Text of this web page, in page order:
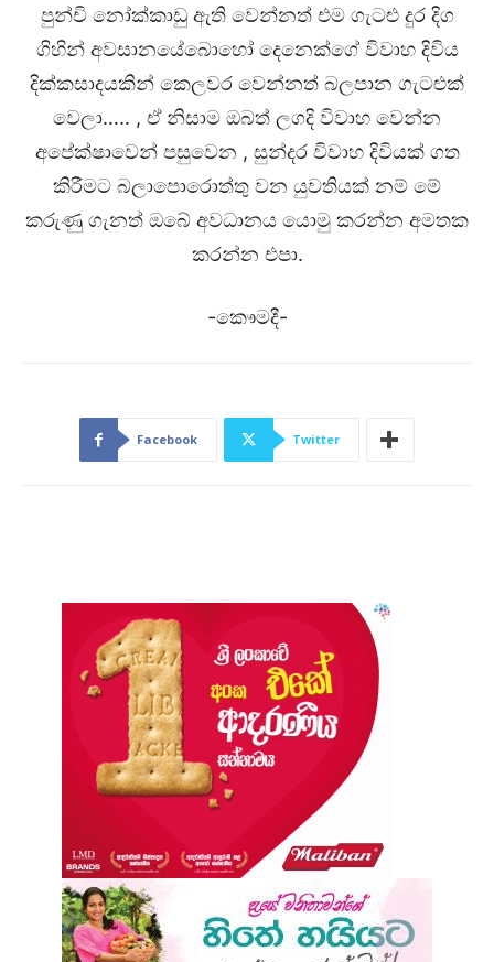
පුන්චි නෝක්කාඩු ඇති වෙන්නත් එම ගැටළු දුර දිග
ගිහින් අවසානයේබොහෝ දෙනෙක්ගේ විවාහ දිවිය
දික්කසාදයකින් කෙලවර වෙන්නත් බලපාන ගැටළුක්
වෙලා….. , ඒ නිසාම ඔබත් ලගදි විවාහ වෙන්න
අපේක්ෂාවෙන් පසු‍වෙන , සුන්දර විවාහ දිවියක් ගත
කිරීමට බලාපොරොත්තු වන යුවතියක් නම් මේ
කරුණු ගැනත් ඔබේ අවධානය යොමු කරන්න අමතක
කරන්න එපා.
-කෞමදී-
Facebook Twitter